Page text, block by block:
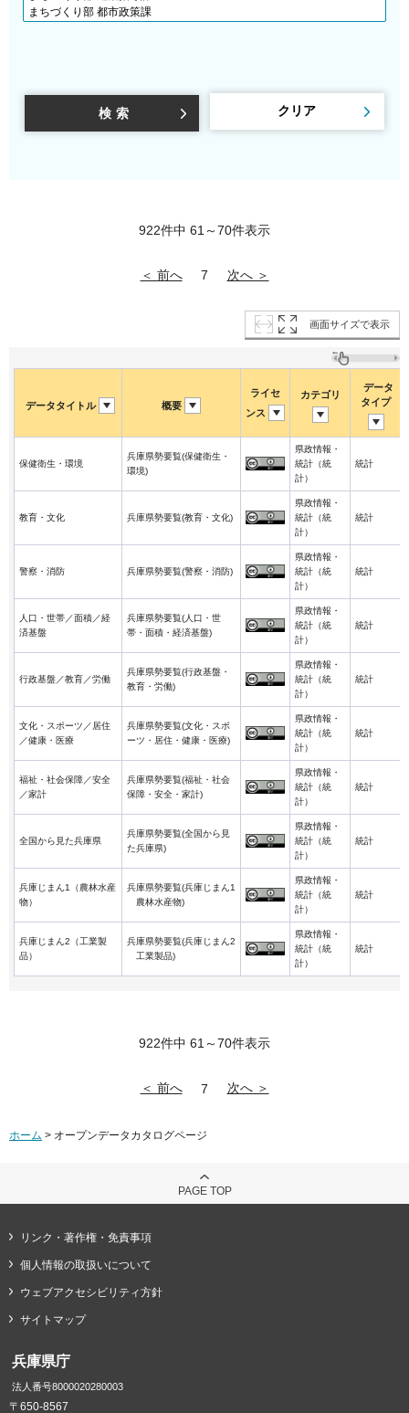
922件中 61～70件表示
＜ 前へ 7 次へ ＞
画面サイズで表示
データタイトル 概要
ライセ
ンス
カテゴリ
データ
タイプ
保健衛生・環境
兵庫県勢要覧(保健衛生・
環境)
県政情報・
統計（統
計）
統計
教育・文化 兵庫県勢要覧(教育・文化)
県政情報・
統計（統
計）
統計
警察・消防 兵庫県勢要覧(警察・消防)
県政情報・
統計（統
計）
統計
人口・世帯／面積／経
済基盤
兵庫県勢要覧(人口・世
帯・面積・経済基盤)
県政情報・
統計（統
計）
統計
行政基盤／教育／労働
兵庫県勢要覧(行政基盤・
教育・労働)
県政情報・
統計（統
計）
統計
文化・スポーツ／居住
／健康・医療
兵庫県勢要覧(文化・スポ
ーツ・居住・健康・医療)
県政情報・
統計（統
計）
統計
福祉・社会保障／安全
／家計
兵庫県勢要覧(福祉・社会
保障・安全・家計)
県政情報・
統計（統
計）
統計
全国から見た兵庫県
兵庫県勢要覧(全国から見
た兵庫県)
県政情報・
統計（統
計）
統計
兵庫じまん1（農林水産
物）
兵庫県勢要覧(兵庫じまん1
農林水産物)
県政情報・
統計（統
計）
統計
兵庫じまん2（工業製
品）
兵庫県勢要覧(兵庫じまん2
工業製品)
県政情報・
統計（統
計）
統計
922件中 61～70件表示
＜ 前へ 7 次へ ＞
ホーム > オープンデータカタログページ
PAGE TOP
リンク・著作権・免責事項
個人情報の取扱いについて
ウェブアクセシビリティ方針
サイトマップ
兵庫県庁
法人番号8000020280003
〒650-8567